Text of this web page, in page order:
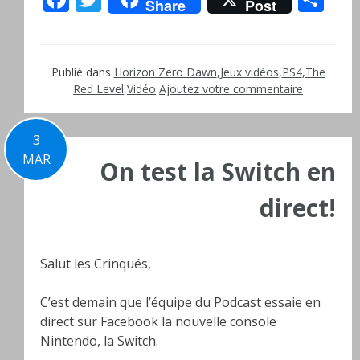
Share Post
Publié dans Horizon Zero Dawn,Jeux vidéos,PS4,The
Red Level,Vidéo Ajoutez votre commentaire
3
MAR
On test la Switch en
direct!
Salut les Crinqués,
C’est demain que l’équipe du Podcast essaie en
direct sur Facebook la nouvelle console
Nintendo, la Switch.